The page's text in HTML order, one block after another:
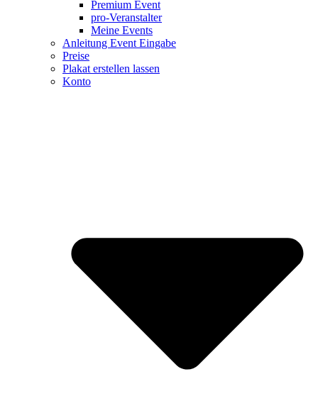
Premium Event
pro-Veranstalter
Meine Events
Anleitung Event Eingabe
Preise
Plakat erstellen lassen
Konto